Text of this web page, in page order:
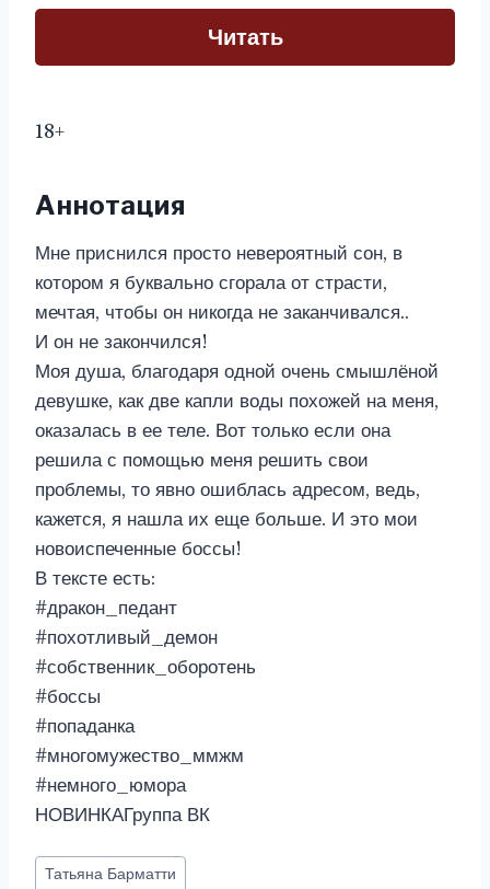
Читать
18+
Аннотация
Мне приснился просто невероятный сон, в
котором я буквально сгорала от страсти,
мечтая, чтобы он никогда не заканчивался..
И он не закончился!
Моя душа, благодаря одной очень смышлёной
девушке, как две капли воды похожей на меня,
оказалась в ее теле. Вот только если она
решила с помощью меня решить свои
проблемы, то явно ошиблась адресом, ведь,
кажется, я нашла их еще больше. И это мои
новоиспеченные боссы!
В тексте есть:
#дракон_педант
#похотливый_демон
#собственник_оборотень
#боссы
#попаданка
#многомужество_ммжм
#немного_юмора
НОВИНКАГруппа ВК
Метки
Татьяна Барматти